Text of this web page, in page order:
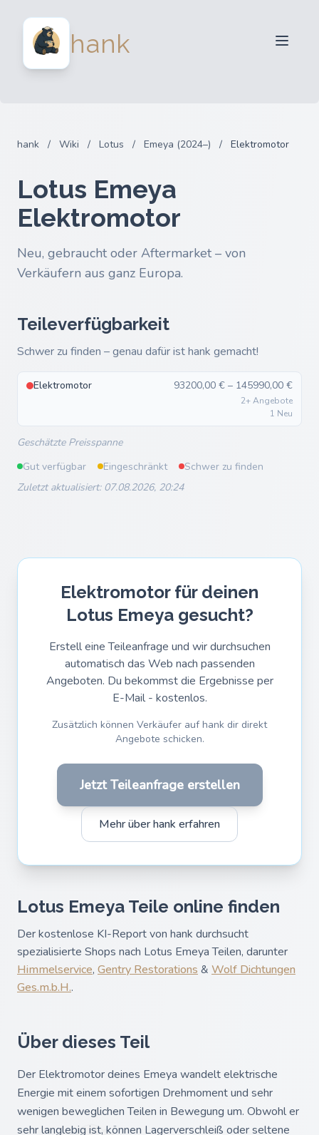
hank
Anmelden
hank / Wiki / Lotus / Emeya (2024–) / Elektromotor
Lotus Emeya
Elektromotor
Neu, gebraucht oder Aftermarket – von
Verkäufern aus ganz Europa.
Teileverfügbarkeit
Schwer zu finden – genau dafür ist hank gemacht!
Elektromotor 93200,00 € – 145990,00 €
2+ Angebote
1 Neu
Geschätzte Preisspanne
Gut verfügbar
Eingeschränkt
Schwer zu finden
Zuletzt aktualisiert: 07.08.2026, 20:24
Elektromotor für deinen
Lotus Emeya gesucht?
Erstell eine Teileanfrage und wir durchsuchen
automatisch das Web nach passenden
Angeboten. Du bekommst die Ergebnisse per
E-Mail - kostenlos.
Zusätzlich können Verkäufer auf hank dir direkt
Angebote schicken.
Jetzt Teileanfrage erstellen
Mehr über hank erfahren
Lotus Emeya Teile online finden
Der kostenlose KI-Report von hank durchsucht
spezialisierte Shops nach Lotus Emeya Teilen, darunter
Himmelservice, Gentry Restorations & Wolf Dichtungen
Ges.m.b.H..
Über dieses Teil
Der Elektromotor deines Emeya wandelt elektrische
Energie mit einem sofortigen Drehmoment und sehr
wenigen beweglichen Teilen in Bewegung um. Obwohl er
sehr langlebig ist, können Lagerverschleiß oder seltene